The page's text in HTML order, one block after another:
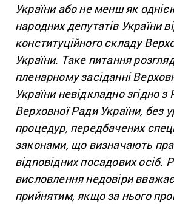
України або не менш як
народних депутатів України
конституційного складу
України. Таке питання
пленарному засіданні
України невідкладно згідно
Верховної Ради України, без
процедур, передбачених
законами, що визначають
відповідних посадових осіб.
висловлення недовіри
прийнятим, якщо за нього